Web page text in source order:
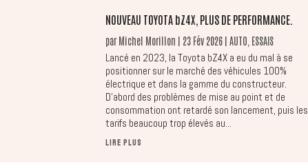
NOUVEAU TOYOTA bZ4X, PLUS DE PERFORMANCE.
parMichel Morillon | 23 Fév 2026 |AUTO ESSAIS
Lancé en 2023, la Toyota bZ4X a eu du mal à se
positionner sur le marché des véhicules 100%
électrique et dans la gamme du constructeur.
D’abord des problèmes de mise au point et de
consommation ont retardé son lancement, puis les
tarifs beaucoup trop élevés au...
LIRE PLUS